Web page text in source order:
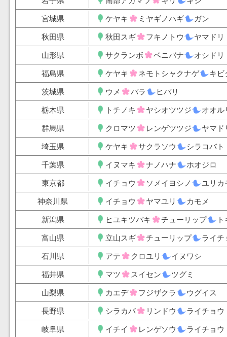
宮城県 ケヤキ ミヤギノハギ ガン
秋田県 秋田スギ フキノトウ ヤマドリ
山形県 サクランボ ベニバナ オシドリ
福島県 ケヤキ ネモトシャクナゲ キビ
茨城県 ウメ バラ ヒバリ
栃木県 トチノキ ヤシオツツジ オオル
群馬県 クロマツ レンゲツツジ ヤマド
埼玉県 ケヤキ サクラソウ シラコバト
千葉県 イヌマキ ナノハナ ホオジロ
東京都 イチョウ ソメイヨシノ ユリカ
神奈川県 イチョウ ヤマユリ カモメ
新潟県 ヒユキツバキ チューリップ
富山県 立山スギ チューリップ ライチ
石川県 アテ クロユリ イヌワシ
福井県 マツ スイセン ツグミ
山梨県 カエデ フジザクラ ウグイス
長野県 シラカバ リンドウ ライチョウ
岐阜県 イチイ レンゲソウ ライチョウ